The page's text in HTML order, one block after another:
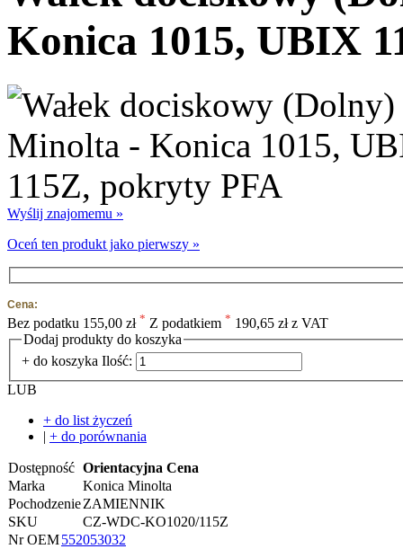
Konica 1015, UBIX
Wyślij znajomemu »
Oceń ten produkt jako pierwszy »
Cena:
Bez podatku 155,00 zł * Z podatkiem * 190,65 zł z VAT
Dodaj produkty do koszyka
+ do koszyka Ilość:
LUB
+ do list życzeń
| + do porównania
Dostępność Orientacyjna Cena
Marka
Konica Minolta
PochodzenieZAMIENNIK
SKU
CZ-WDC-KO1020/115Z
Nr OEM552053032